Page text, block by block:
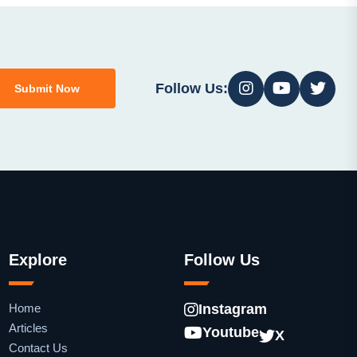
Submit Now Follow Us:
Explore
Home
Articles
Contact Us
Follow Us
Instagram
Youtube
X